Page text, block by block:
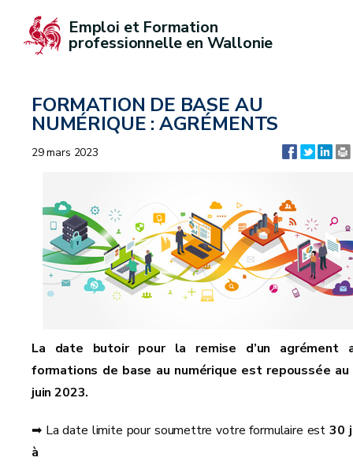
Emploi et Formation
professionnelle en Wallonie
FORMATION DE BASE AU
NUMÉRIQUE : AGRÉMENTS
29 mars 2023
La date butoir pour la remise d’un agrément
formations de base au numérique est repoussée au
juin 2023.
➡ La date limite pour soumettre votre formulaire est30
à